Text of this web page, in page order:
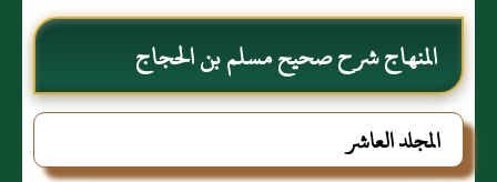
المنهاج شرح صحيح مسلم بن الحجاج
المجلد العاشر